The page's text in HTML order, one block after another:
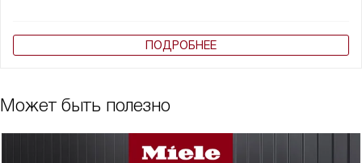
ПОДРОБНЕЕ
Может быть полезно